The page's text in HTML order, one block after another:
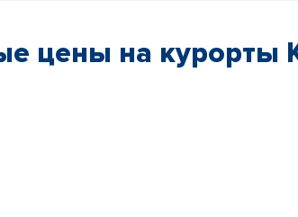
цены на курорты